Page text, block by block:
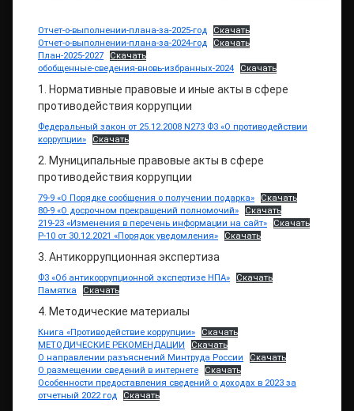
Отчет-о-выполнении-плана-за-2025-год
Скачать
Отчет-о-выполнении-плана-за-2024-год
Скачать
План-2025-2027
Скачать
обобщенные-сведения-вновь-избранных-2024
Скачать
1. Нормативные правовые и иные акты в сфере
противодействия коррупции
Федеральный закон от 25.12.2008 N273 ФЗ «О противодействии
коррупции»
Скачать
2. Муниципальные правовые акты в сфере
противодействия коррупции
79-9 «О Порядке сообщения о получении подарка»
Скачать
80-9 «О досрочном прекращений полномочий»
Скачать
219-23 «Изменения в перечень информации на сайт»
Скачать
Р-10 от 30.12.2021 «Порядок уведомления»
Скачать
3. Антикоррупционная экспертиза
ФЗ «Об антикоррупционной экспертизе НПА»
Скачать
Памятка
Скачать
4. Методические материалы
Книга «Противодействие коррупции»
Скачать
МЕТОДИЧЕСКИЕ РЕКОМЕНДАЦИИ
Скачать
О направлении разъяснений Минтруда России
Скачать
О размещении сведений в интернете
Скачать
Особенности предоставления сведений о доходах в 2023 за
отчетный 2022 год
Скачать